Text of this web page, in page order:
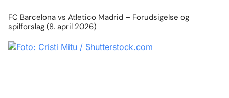
FC Barcelona vs Atletico Madrid – Forudsigelse og
spilforslag (8. april 2026)